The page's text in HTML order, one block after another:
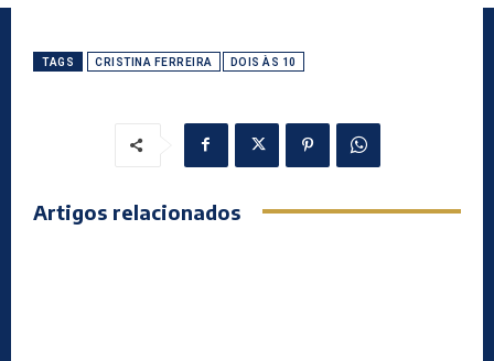
TAGS CRISTINA FERREIRA DOIS ÀS 10
Artigos relacionados